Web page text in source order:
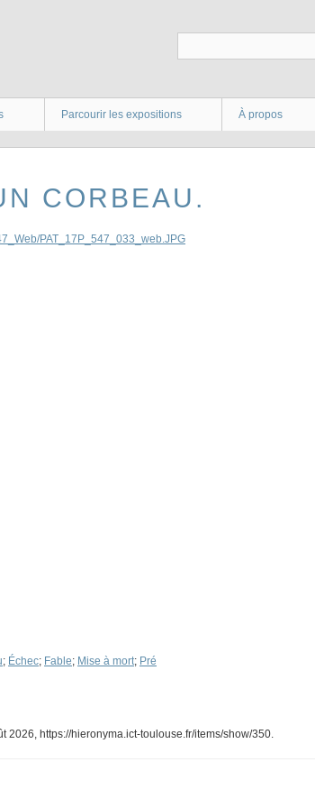
Parcourir les expositions À propos
CORBEAU.
; Échec; Fable; Mise à mort; Pré
2026, https://hieronyma.ict-toulouse.fr/items/show/350.